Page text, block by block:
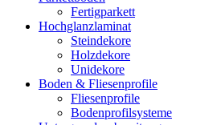
Fertigparkett
Hochglanzlaminat
Steindekore
Holzdekore
Unidekore
Boden & Fliesenprofile
Fliesenprofile
Bodenprofilsysteme